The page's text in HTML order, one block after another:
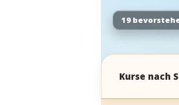
19
Kurse nach